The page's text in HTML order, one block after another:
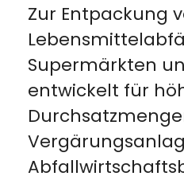
Zur Entpackung
Supermärkten
entwickelt für